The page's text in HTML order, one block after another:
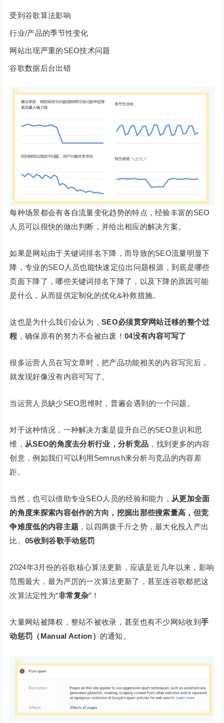
受到谷歌算法影响
行业/产品的季节性变化
网站出现严重的SEO技术问题
谷歌数据后台出错
每种场景都会有各自流量变化趋势的特点，经验丰富的SEO
人员可以很快的做出判断，并给出相应的解决方案。
如果是网站由于关键词排名下降，而导致的SEO流量明显下
降，专业的SEO人员也能快速定位出问题根源，到底是哪些
页面下降了，哪些关键词排名下降了，以及下降的原因可能
是什么，从而提供定制化的优化&补救措施。
这也是为什么我们会认为，SEO必须贯穿网站迁移的整个过
程 ，确保原有的努力不会被白废！ 04没有内容可写了
很多运营人员在写文章时，把产品功能相关的内容写完后，
就发现好像没有内容可写了。
当运营人员缺少SEO思维时，普遍会遇到的一个问题。
对于这种情况，一种解决方案是提升自己的SEO意识和思
维， 从SEO的角度去分析行业，分析竞品 ，找到更多的内容
创意，例如我们可以利用Semrush来分析与竞品的内容差
距。
当然，也可以借助专业SEO人员的经验和能力， 从更加全面
的角度来探索内容创作的方向，挖掘出那些搜索量高，但竞
争难度低的内容主题 ，以四两拨千斤之势，最大化投入产出
比。05收到谷歌手动惩罚
2024年3月份的谷歌核心算法更新，应该是近几年以来，影响
范围最大，最为严厉的一次算法更新了，甚至连谷歌都把这
次算法定性为“非常复杂”！
大量网站被降权，整站不被收录，甚至也有不少网站收到 手
动惩罚（Manual Action） 的通知。